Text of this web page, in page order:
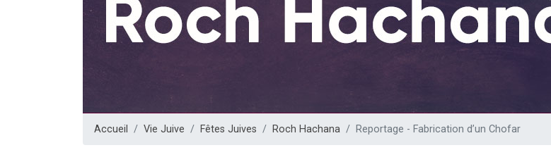
12 nouvelles musiques dans Torah-Box Music
3 personnes viennent de nous rejoindre sur WhatsApp
Accueil Vie Juive Fêtes Juives Roch Hachana Reportage - Fabrication d’un Chofar